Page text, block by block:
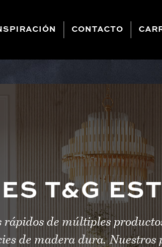
CONTACTO
T&G
rápidos de múltiples
de madera dura.